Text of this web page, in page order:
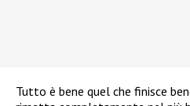
Tutto è bene quel che finisce